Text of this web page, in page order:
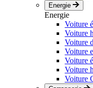
Energie
Energie
Voiture
Voiture
Voiture
Voiture
Voiture
Voiture
Voiture